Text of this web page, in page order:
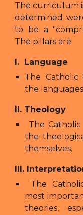
The curriculum
determined
to be a
The pillars are:
I. Language
The
the
II. Theology
The
the
themselves.
III.
The
most
theories,